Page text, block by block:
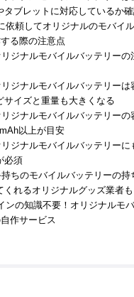
タブレットに対応しているか
依頼してオリジナルのモバイ
る際の注意点
リジナルモバイルバッテリーの
リジナルモバイルバッテリーは
サイズと重量も大きくなる
リジナルモバイルバッテリーの
以上が目安
リジナルモバイルバッテリーに
必須
ちのモバイルバッテリーの持
くれるオリジナルグッズ業者も
ンの知識不要！オリジナルモ
作サービス